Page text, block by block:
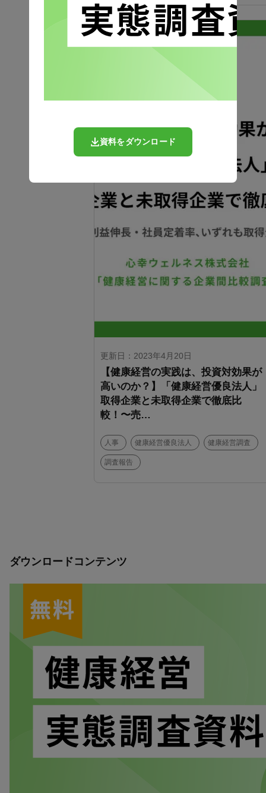
更新日：2023年4月20日
【健康経営の実践は、投資対効果が
高いのか？】「健康経営優良法人」
取得企業と未取得企業で徹底比
較！〜売…
人事 健康経営優良法人 健康経営調査
調査報告
ダウンロードコンテンツ
資料をダウンロード